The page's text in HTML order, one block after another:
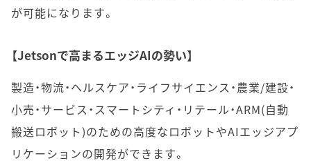
が可能になります。
【Jetsonで高まるエッジAIの勢い】
製造・物流・ヘルスケア・ライフサイエンス・農業/建設・
小売・サービス・スマートシティ・リテール・ARM(自動
搬送ロボット)のための高度なロボットやAIエッジアプ
リケーションの開発ができます。